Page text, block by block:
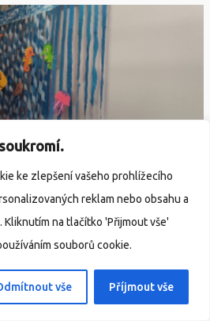
ke zlepšení vašeho prohlížecího
reklam nebo obsahu a
na tlačítko 'Přijmout vše'
souborů cookie.
vše Příjmout vše